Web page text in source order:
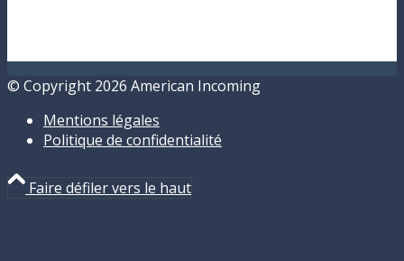
© Copyright 2026 American Incoming
Mentions légales
Politique de confidentialité
Faire défiler vers le haut